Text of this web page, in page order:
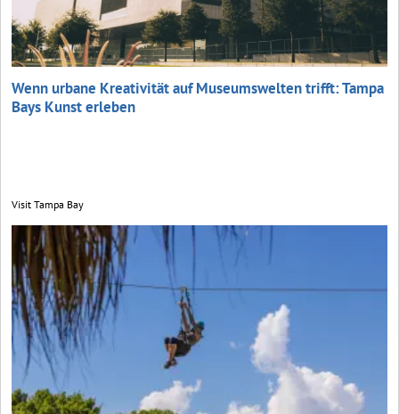
Wenn urbane Kreativität auf Museumswelten trifft: Tampa
Bays Kunst erleben
Visit Tampa Bay